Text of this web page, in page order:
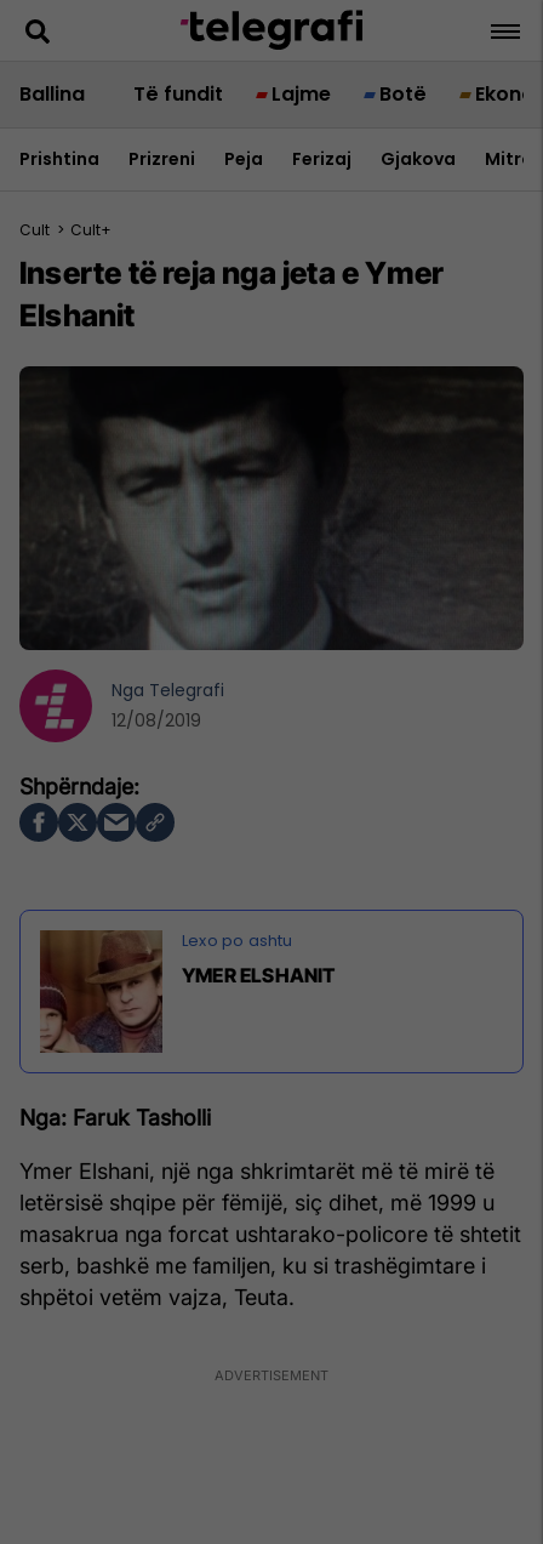
Ballina Të fundit Lajme Botë
Prishtina Prizreni Peja Ferizaj Gjakova
Cult > Cult+
Inserte të reja nga jeta e Ymer
Elshanit
YMER ELSHANIT
Nga: Faruk Tasholli
Ymer Elshani, një nga shkrimtarët më të mirë të
letërsisë shqipe për fëmijë, siç dihet, më 1999 u
masakrua nga forcat ushtarako-policore të shtetit
serb, bashkë me familjen, ku si trashëgimtare i
shpëtoi vetëm vajza, Teuta.
Nga Telegrafi
12/08/2019